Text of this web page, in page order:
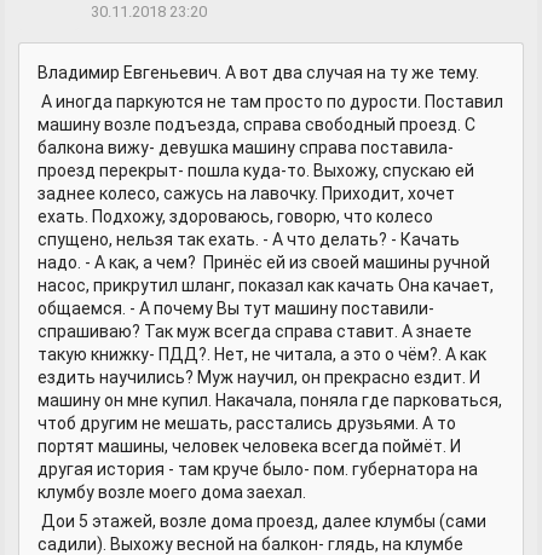
30.11.2018 23:20
Владимир Евгеньевич. А вот два случая на ту же тему.
А иногда паркуются не там просто по дурости. Поставил
машину возле подъезда, справа свободный проезд. С
балкона вижу- девушка машину справа поставила-
проезд перекрыт- пошла куда-то. Выхожу, спускаю ей
заднее колесо, сажусь на лавочку. Приходит, хочет
ехать. Подхожу, здороваюсь, говорю, что колесо
спущено, нельзя так ехать. - А что делать? - Качать
надо. - А как, а чем? Принёс ей из своей машины ручной
насос, прикрутил шланг, показал как качать Она качает,
общаемся. - А почему Вы тут машину поставили-
спрашиваю? Так муж всегда справа ставит. А знаете
такую книжку- ПДД?. Нет, не читала, а это о чём?. А как
ездить научились? Муж научил, он прекрасно ездит. И
машину он мне купил. Накачала, поняла где парковаться,
чтоб другим не мешать, расстались друзьями. А то
портят машины, человек человека всегда поймёт. И
другая история - там круче было- пом. губернатора на
клумбу возле моего дома заехал.
Дои 5 этажей, возле дома проезд, далее клумбы (сами
садили). Выхожу весной на балкон- глядь, на клумбе